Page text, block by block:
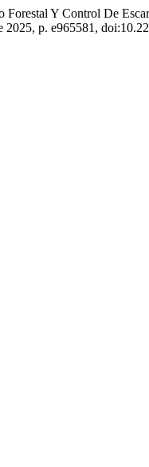
Y Control De
2025, p. e965581,